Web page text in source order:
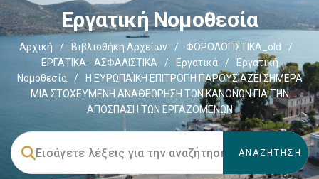
Εργατική Νομοθεσία
Αρχική / Βιβλιοθήκη Αρχείων / ΦΟΡΟΛΟΓΙΣΤΙΚΑ_old
/
ΕΡΓΑΤΙΚΑ - ΑΣΦΑΛΙΣΤΙΚΑ
/ Εργατικά /
Εργατική
Νομοθεσία
/
Η ΕΥΡΩΠΑΪΚΗ ΕΠΙΤΡΟΠΗ ΠΑΡΟΥΣΙΑΖΕΙ ΣΗΜΕΡΑ
ΜΙΑ ΣΤΟΧΕΥΜΕΝΗ ΑΝΑΘΕΩΡΗΣΗ ΤΩΝ ΚΑΝΟΝΩΝ ΓΙΑ ΤΗΝ
ΑΠΟΣΠΑΣΗ ΤΩΝ ΕΡΓΑΖΟΜΕΝΩΝ